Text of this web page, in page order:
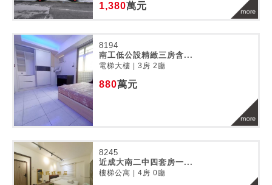
1,380萬元
8194
南工低公設精緻三房含...
電梯大樓 | 3房 2廳
880萬元
8245
近成大南二中四套房一...
樓梯公寓 | 4房 0廳